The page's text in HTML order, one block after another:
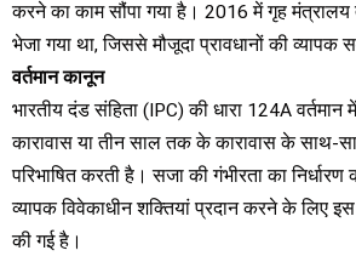
करने का काम सौंपा गया है। 2016 में गृह मंत्रालय
भेजा गया था, जिससे मौजूदा प्रावधानों की व्यापक
वर्तमान कानून
भारतीय दंड संहिता (IPC) की धारा 124A
कारावास या तीन साल तक के कारावास के साथ-
परिभाषित करती है। सजा की गंभीरता का
व्यापक विवेकाधीन शक्तियां प्रदान करने के लिए
की गई है।